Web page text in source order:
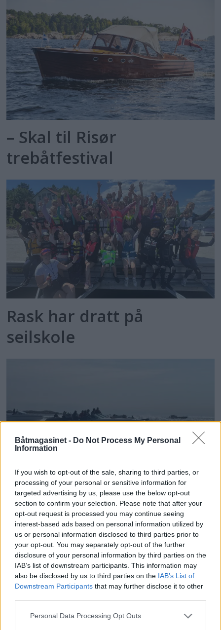
Båtmagasinet - Do Not Process My Personal
Information
If you wish to opt-out of the sale, sharing to third parties, or
processing of your personal or sensitive information for
targeted advertising by us, please use the below opt-out
section to confirm your selection. Please note that after your
opt-out request is processed you may continue seeing
interest-based ads based on personal information utilized by
us or personal information disclosed to third parties prior to
your opt-out. You may separately opt-out of the further
disclosure of your personal information by third parties on the
IAB’s list of downstream participants. This information may
also be disclosed by us to third parties on the IAB’s List of
Downstream Participants that may further disclose it to other
Personal Data Processing Opt Outs
– Skal til Risør
trebåtfestival
Rask har dratt på
seilskole
Poker Run i Arendal med
fire S i ermet